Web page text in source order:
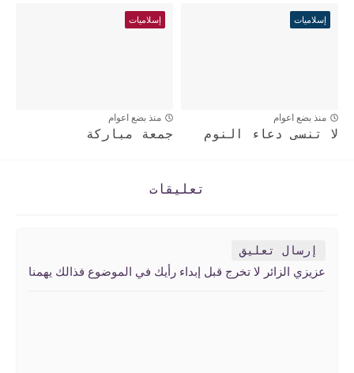
إسلاميات
منذ بضع اعوام
لا تنسى دعاء النوم
إسلاميات
منذ بضع اعوام
جمعة مباركة
تعليقات
إرسال تعليق
عزيزي الزائر لا تخرج قبل إبداء رأيك في الموضوع فذالك يهمنا